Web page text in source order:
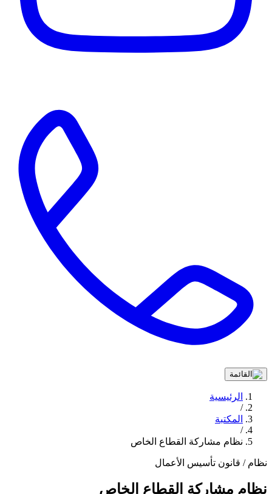
الرئيسية
/
المكتبة
/
نظام مشاركة القطاع الخاص
نظام / قانون تأسيس الأعمال
نظام مشاركة القطاع الخاص